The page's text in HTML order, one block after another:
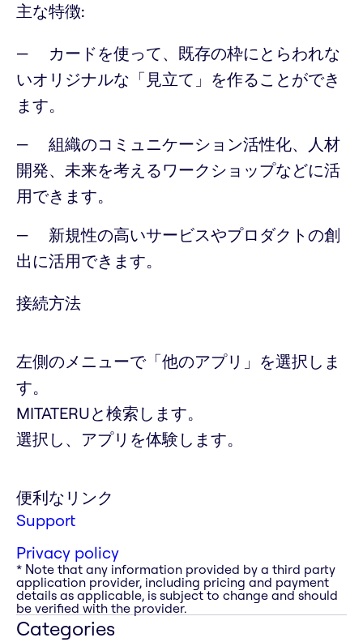
主な特徴:
カードを使って、既存の枠にとらわれな
いオリジナルな「見立て」を作ることができ
ます。
組織のコミュニケーション活性化、人材
開発、未来を考えるワークショップなどに活
用できます。
新規性の高いサービスやプロダクトの創
出に活用できます。
接続方法
左側のメニューで「他のアプリ」を選択しま
す。
MITATERUと検索します。
選択し、アプリを体験します。
便利なリンク
Support
Privacy policy
* Note that any information provided by a third party
application provider, including pricing and payment
details as applicable, is subject to change and should
be verified with the provider.
Categories